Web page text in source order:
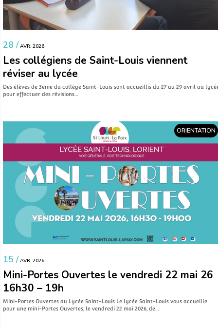
28 / AVR. 2026
Les collégiens de Saint-Louis viennent
réviser au lycée
Des élèves de 3ème du collège Saint-Louis sont accueillis du 27 au 29 avril au
pour effectuer des révisions…
ORIENTATION
15 / AVR. 2026
Mini-Portes Ouvertes le vendredi 22 mai 26
16h30 – 19h
Mini-Portes Ouvertes au Lycée Saint-Louis Le lycée Saint-Louis vous accueille
pour une mini-Portes Ouvertes, le vendredi 22 mai 2026, de…